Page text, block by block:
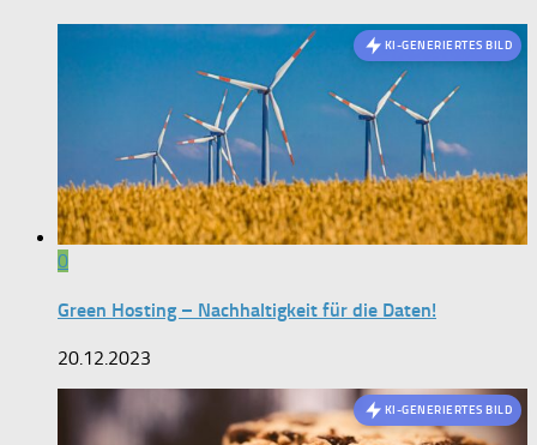
KI-GENERIERTES BILD
0
Green Hosting – Nachhaltigkeit für die Daten!
20.12.2023
KI-GENERIERTES BILD